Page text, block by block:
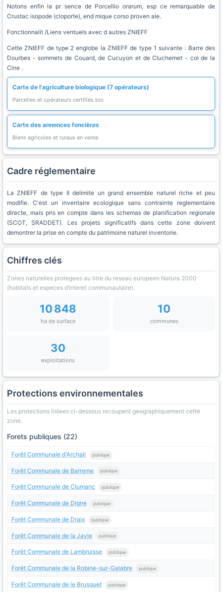
Notons enfin la pr sence de Porcellio orarum, esp ce remarquable de
Crustac isopode (cloporte), end mique corso proven ale.
Fonctionnalit /Liens ventuels avec d autres ZNIEFF
Cette ZNIEFF de type 2 englobe la ZNIEFF de type 1 suivante : Barre des
Dourbes - sommets de Couard, de Cucuyon et de Cluchemet - col de la
Cine .
Carte de l'agriculture biologique (7 opérateurs)
Parcelles et opérateurs certifiés bio
Carte des annonces foncières
Biens agricoles et ruraux en vente
Cadre réglementaire
La ZNIEFF de type II delimite un grand ensemble naturel riche et peu
modifie. C'est un inventaire ecologique sans contrainte reglementaire
directe, mais pris en compte dans les schemas de planification regionale
(SCOT, SRADDET). Les projets significatifs dans cette zone doivent
demontrer la prise en compte du patrimoine naturel inventorie.
Chiffres clés
Zones naturelles protegees au titre du reseau europeen Natura 2000
(habitats et especes d’interet communautaire).
10 848
ha de surface
10
communes
30
exploitations
Protections environnementales
Les protections listees ci-dessous recoupent geographiquement cette
zone.
Forets publiques (22)
Forêt Communale d'Archail publique
Forêt Communale de Barreme publique
Forêt Communale de Clumanc publique
Forêt Communale de Digne publique
Forêt Communale de Draix publique
Forêt Communale de la Javie publique
Forêt Communale de Lambruisse publique
Forêt Communale de la Robine-sur-Galabre publique
Forêt Communale de le Brusquet publique